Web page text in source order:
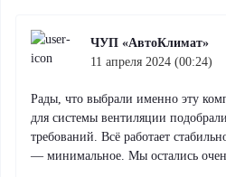
ЧУП «АвтоКлимат»
11 апреля 2024 (00:24)
Рады, что выбрали именно эту
для системы вентиляции
требований. Всё работает
— минимальное. Мы остались